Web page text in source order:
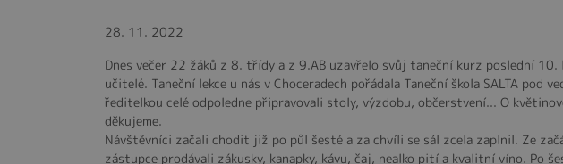
28. 11. 2022
Dnes večer 22 žáků z 8. třídy a z 9.AB uzavřelo svůj taneční kurz poslední
učitelé. Taneční lekce u nás v Choceradech pořádala Taneční škola SALTA pod
ředitelkou celé odpoledne připravovali stoly, výzdobu, občerstvení... O
děkujeme.
Návštěvníci začali chodit již po půl šesté a za chvíli se sál zcela zaplnil. Ze
zástupce prodávali zákusky, kanapky, kávu, čaj, nealko pití a kvalitní víno. Po